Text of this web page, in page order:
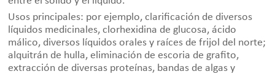
Usos principales: por ejemplo, clarificación de diversos
líquidos medicinales, clorhexidina de glucosa, ácido
málico, diversos líquidos orales y raíces de frijol del norte;
alquitrán de hulla, eliminación de escoria de grafito,
extracción de diversas proteínas, bandas de algas y